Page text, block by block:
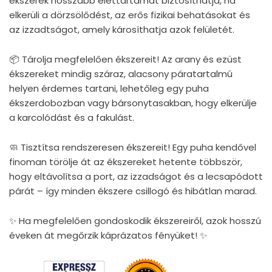
elkerüli a dörzsölődést, az erős fizikai behatásokat és
az izzadtságot, amely károsíthatja azok felületét.
📦 Tárolja megfelelően ékszereit! Az arany és ezüst
ékszereket mindig száraz, alacsony páratartalmú
helyen érdemes tartani, lehetőleg egy puha
ékszerdobozban vagy bársonytasakban, hogy elkerülje
a karcolódást és a fakulást.
🧼 Tisztítsa rendszeresen ékszereit! Egy puha kendővel
finoman törölje át az ékszereket hetente többször,
hogy eltávolítsa a port, az izzadságot és a lecsapódott
párát – így minden ékszere csillogó és hibátlan marad.
✨ Ha megfelelően gondoskodik ékszereiről, azok hosszú
éveken át megőrzik káprázatos fényüket! ✨